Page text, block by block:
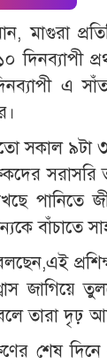
মাগুরা
দিনব্যাপী
এ
সকাল ৯টা
সরাসরি
পানিতে
বাঁচাতে
জাগিয়ে
তারা দৃঢ়
শেষ